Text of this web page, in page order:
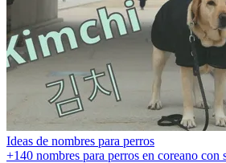
Ideas de nombres para perros
+140 nombres para perros en coreano con